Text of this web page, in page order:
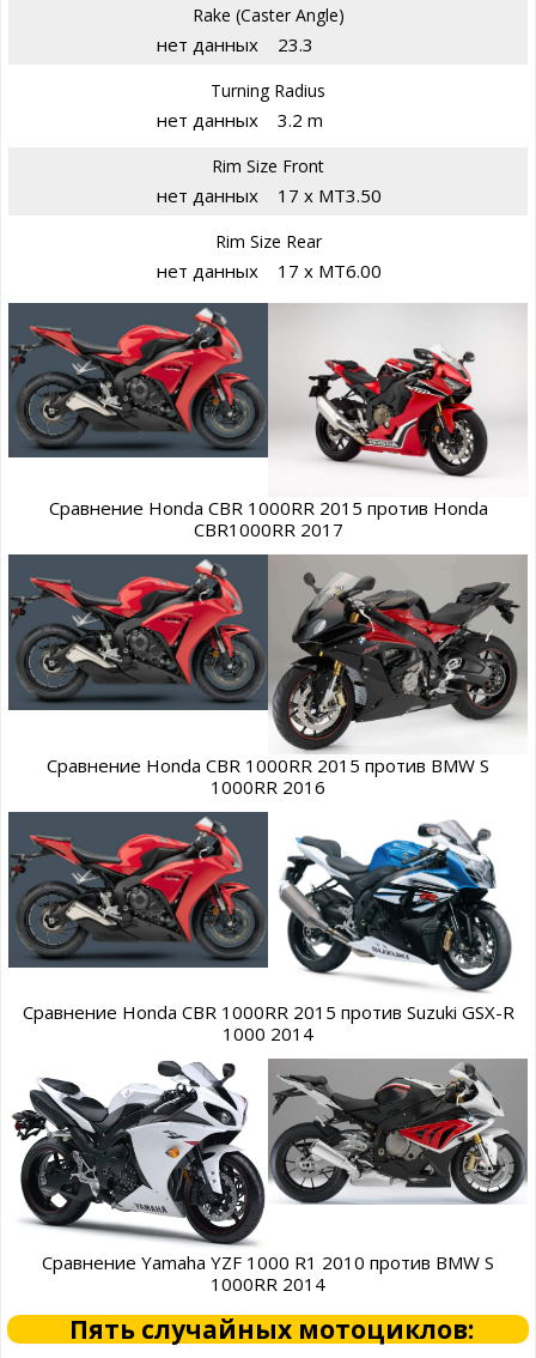
Rake (Caster Angle)
нет данных 23.3
Turning Radius
нет данных 3.2 m
Rim Size Front
нет данных 17 x MT3.50
Rim Size Rear
нет данных 17 x MT6.00
Сравнение Honda CBR 1000RR 2015 против Honda
CBR1000RR 2017
Сравнение Honda CBR 1000RR 2015 против BMW S
1000RR 2016
Сравнение Honda CBR 1000RR 2015 против Suzuki GSX-R
1000 2014
Сравнение Yamaha YZF 1000 R1 2010 против BMW S
1000RR 2014
Пять случайных мотоциклов: